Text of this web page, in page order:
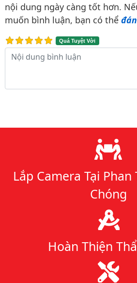
nội dung ngày càng tốt hơn.
muốn bình luận, bạn có thể
Quá Tuyệt Vời
Nội dung bình luận
Lý do chọn chúng tôi
Lắp Camera Tại
Chóng
Hoàn Thiện